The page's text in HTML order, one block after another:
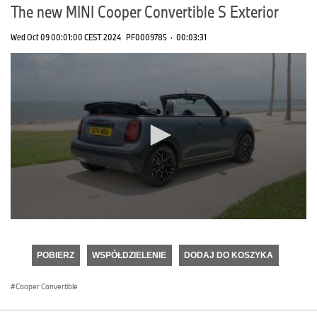
The new MINI Cooper Convertible S Exterior
Wed Oct 09 00:01:00 CEST 2024 PF0009785 · 00:03:31
seconds
POBIERZ WSPÓŁDZIELENIE DODAJ DO KOSZYKA
Cooper Convertible